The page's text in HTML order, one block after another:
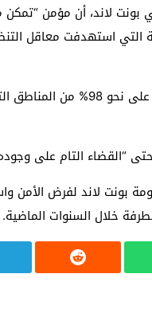
لاند، أن مؤمن “تمكن
التي استهدفت معاقل
وأكد فاطيغو أن الحملة العسكرية تمكنت من
“القضاء التام على
بونت لاند لفرض الأمن
خلال السنوات الماضية.